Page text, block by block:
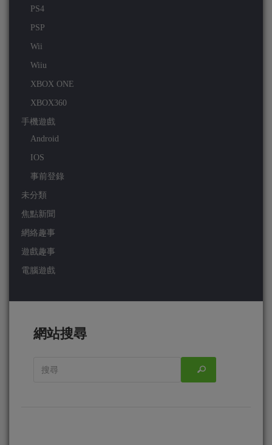
PS4
PSP
Wii
Wiiu
XBOX ONE
XBOX360
手機遊戲
Android
IOS
事前登錄
未分類
焦點新聞
網絡趣事
遊戲趣事
電腦遊戲
網站搜尋